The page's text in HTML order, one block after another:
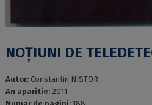
NOȚIUNI DE
Autor: Constantin NISTOR
An aparitie: 2011